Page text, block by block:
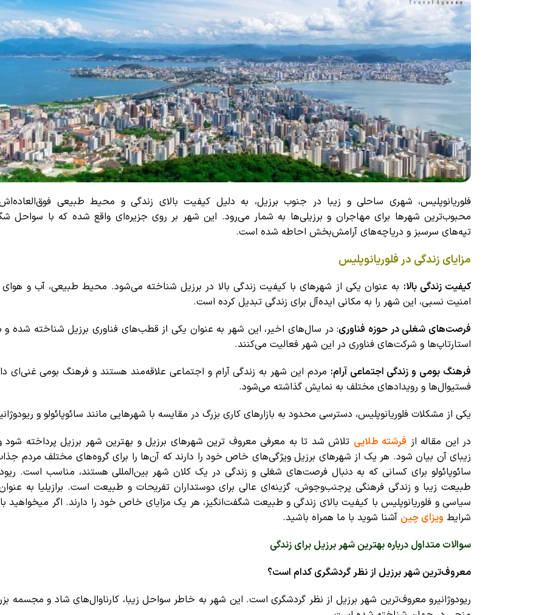
فلوریانوپلیس، شهری ساحلی و زیبا در جنوب برزیل، به دلیل کیفیت بالای زندگی و محیط طبیعی
محبوب‌ترین شهرها برای مهاجران و برزیلی‌ها به شمار می‌رود. این شهر بر روی جزیره‌ای واقع شده که با سواحل
تپه‌های سرسبز و دریاچه‌های آرامش‌بخش احاطه شده است.
مزایای زندگی در فلوریانوپلیس
کیفیت زندگی بالا: به عنوان یکی از شهرهای با کیفیت زندگی بالا در برزیل شناخته می‌شود. محیط طبیعی، آب و
امنیت نسبی، این شهر را به مکانی ایده‌آل برای زندگی تبدیل کرده است.
فرصت‌های شغلی در حوزه فناوری: در سال‌های اخیر، این شهر به عنوان یکی از قطب‌های فناوری برزیل شناخته شده و
استارتاپ‌ها و شرکت‌های فناوری در این شهر فعالیت می‌کنند.
فرهنگ بومی و زندگی اجتماعی آرام: مردم این شهر به زندگی آرام و اجتماعی علاقه‌مند هستند و فرهنگ بومی غنی‌ای
فستیوال‌ها و رویدادهای مختلف به نمایش گذاشته می‌شود.
یکی از مشکلات فلوریانوپلیس، دسترسی محدود به بازارهای کاری بزرگ در مقایسه با شهرهایی مانند سائوپائولو و
در این مقاله از فرشته طلایی تلاش شد تا به معرفی معروف ترین شهرهای برزیل و بهترین شهر برزیل پرداخته شود
زیبای آن بیان شود. هر یک از شهرهای برزیل ویژگی‌های خاص خود را دارند که آن‌ها را برای گروه‌های مختلف مردم
سائوپائولوبرای کسانی که به دنبال فرصت‌های شغلی و زندگی در یک کلان شهر بین‌المللی هستند، مناسب است.
طبیعت زیبا و زندگی فرهنگی پرجنب‌وجوش، گزینه‌ای عالی برای دوستداران تفریحات و طبیعت است. برازیلیا به
سیاسی و فلوریانوپلیسبا کیفیت بالای زندگی و طبیعت شگفت‌انگیز، هر یک مزایای خاص خود را دارند. اگر میخواهید
شرایط ویزای چین آشنا شوید با ما همراه باشید.
سوالات متداول درباره بهترین شهر برزیل برای زندگی
معروف‌ترین شهر برزیل از نظر گردشگری کدام است؟
ریودوژانیرو معروف‌ترین شهر برزیل از نظر گردشگری است. این شهر به خاطر سواحل زیبا، کارناوال‌های شاد و مجسمه